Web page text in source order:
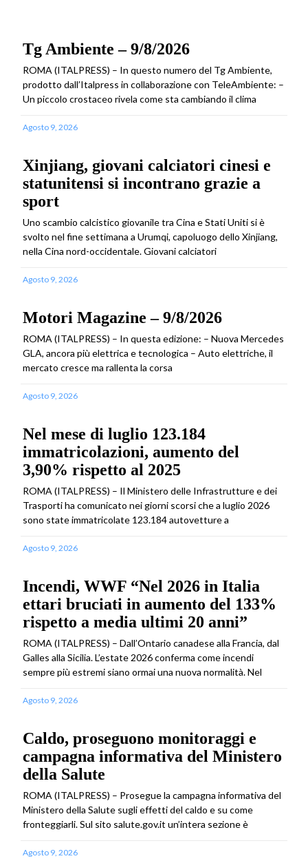
Tg Ambiente – 9/8/2026
ROMA (ITALPRESS) – In questo numero del Tg Ambiente,
prodotto dall’Italpress in collaborazione con TeleAmbiente: –
Un piccolo crostaceo rivela come sta cambiando il clima
Agosto 9, 2026
Xinjiang, giovani calciatori cinesi e
statunitensi si incontrano grazie a
sport
Uno scambio calcistico giovanile tra Cina e Stati Uniti si è
svolto nel fine settimana a Urumqi, capoluogo dello Xinjiang,
nella Cina nord-occidentale. Giovani calciatori
Agosto 9, 2026
Motori Magazine – 9/8/2026
ROMA (ITALPRESS) – In questa edizione: – Nuova Mercedes
GLA, ancora più elettrica e tecnologica – Auto elettriche, il
mercato cresce ma rallenta la corsa
Agosto 9, 2026
Nel mese di luglio 123.184
immatricolazioni, aumento del
3,90% rispetto al 2025
ROMA (ITALPRESS) – Il Ministero delle Infrastrutture e dei
Trasporti ha comunicato nei giorni scorsi che a luglio 2026
sono state immatricolate 123.184 autovetture a
Agosto 9, 2026
Incendi, WWF “Nel 2026 in Italia
ettari bruciati in aumento del 133%
rispetto a media ultimi 20 anni”
ROMA (ITALPRESS) – Dall’Ontario canadese alla Francia, dal
Galles alla Sicilia. L’estate 2026 conferma come incendi
sempre più estremi siano ormai una nuova normalità. Nel
Agosto 9, 2026
Caldo, proseguono monitoraggi e
campagna informativa del Ministero
della Salute
ROMA (ITALPRESS) – Prosegue la campagna informativa del
Ministero della Salute sugli effetti del caldo e su come
fronteggiarli. Sul sito salute.gov.it un’intera sezione è
Agosto 9, 2026